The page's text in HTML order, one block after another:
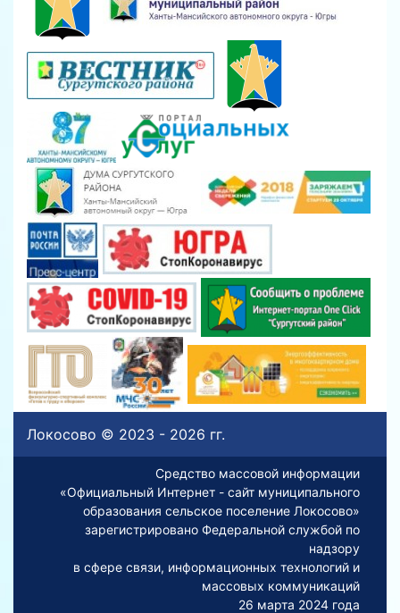
Локосово © 2023 - 2026 гг.
Средство массовой информации
«Официальный Интернет - сайт муниципального
образования сельское поселение Локосово»
зарегистрировано Федеральной службой по
надзору
в сфере связи, информационных технологий и
массовых коммуникаций
26 марта 2024 года